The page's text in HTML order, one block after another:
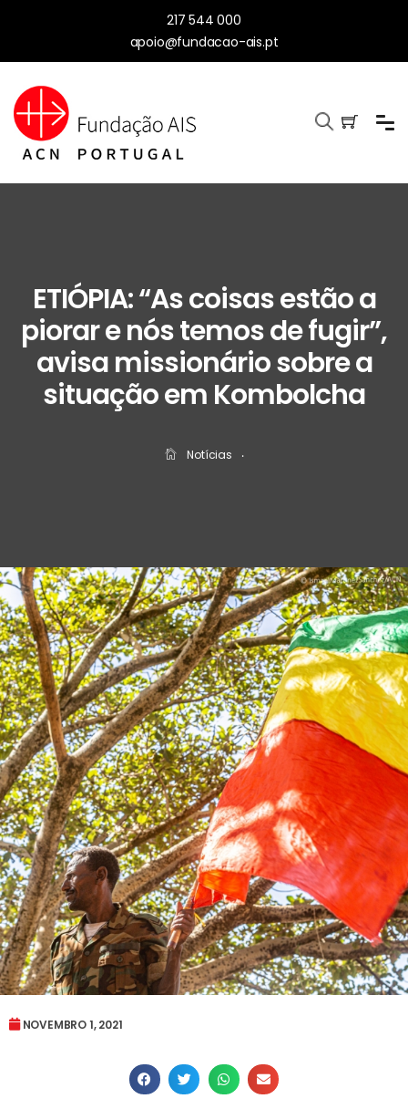
217 544 000
apoio@fundacao-ais.pt
ETIÓPIA: “As coisas estão a
piorar e nós temos de fugir”,
avisa missionário sobre a
situação em Kombolcha
Notícias ‧
NOVEMBRO 1, 2021